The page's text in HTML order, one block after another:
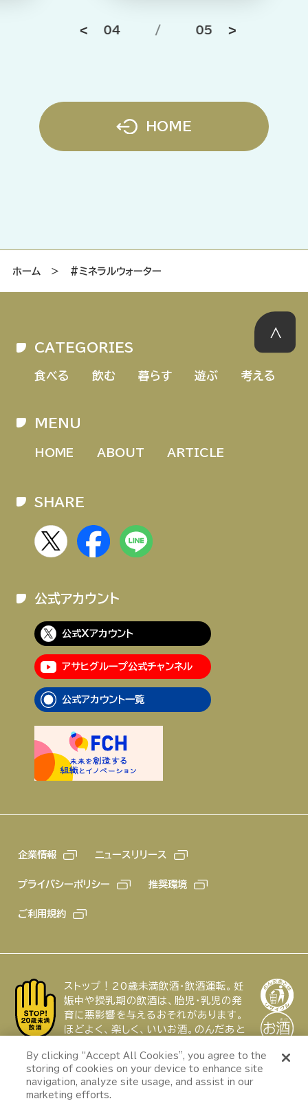
特集
アサヒの新しい顔
『green cola（グリ
ーンコーラ）』が届け
04 / 05
HOME
ホーム ＞ #ミネラルウォーター
CATEGORIES
食べる 飲む 暮らす 遊ぶ 考える
MENU
HOME ABOUT ARTICLE
SHARE
公式アカウント
公式Xアカウント
アサヒグループ公式チャンネル
公式アカウント一覧
企業情報 ニュースリリース
プライバシーポリシー 推奨環境
ご利用規約
ストップ！20歳未満飲酒・飲酒運転。妊
娠中や授乳期の飲酒は、胎児・乳児の発
育に悪影響を与えるおそれがあります。
ほどよく、楽しく、いいお酒。のんだあと
Copyright © ASAHI GROUP JAPAN,
By clicking “Accept All Cookies”, you agree to the
storing of cookies on your device to enhance site
navigation, analyze site usage, and assist in our
marketing efforts.